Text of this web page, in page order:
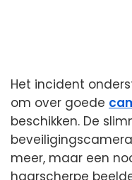
Het incident
om over goede
beschikken. De
meer, maar een
haarscherpe